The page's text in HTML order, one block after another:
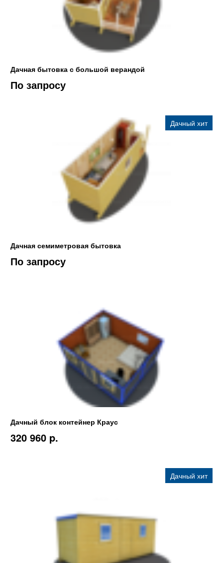
Дачная бытовка с большой верандой
По запросу
Дачный хит
Дачная семиметровая бытовка
По запросу
Дачный блок контейнер Краус
320 960 p.
Дачный хит